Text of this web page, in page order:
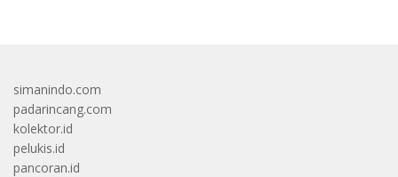
simanindo.com
padarincang.com
kolektor.id
pelukis.id
pancoran.id